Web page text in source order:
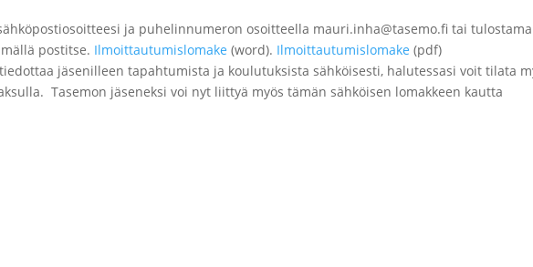
ja puhelinnumeron osoitteella mauri.inha@tasemo.fi tai
postitse. Ilmoittautumislomake (word). Ilmoittautumislomake (pdf)
jäsenilleen tapahtumista ja koulutuksista sähköisesti, halutessasi voit tilata
Tasemon jäseneksi voi nyt liittyä myös tämän sähköisen lomakkeen kautta